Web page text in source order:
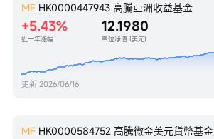
MF HK0000447943 高騰亞洲收益基金
+5.43%
近一年漲幅
12.1980
單位凈值 (美元)
更新 2026/06/16
MF HK0000584752 高騰微金美元貨幣基金